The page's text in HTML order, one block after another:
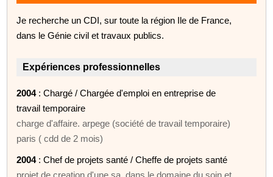
Je recherche un CDI, sur toute la région Ile de France,
dans le Génie civil et travaux publics.
Expériences professionnelles
2004: Chargé / Chargée d'emploi en entreprise de
travail temporaire
charge d'affaire. arpege (société de travail temporaire)
paris ( cdd de 2 mois)
2004: Chef de projets santé / Cheffe de projets santé
projet de creation d'une sa, dans le domaine du soin et